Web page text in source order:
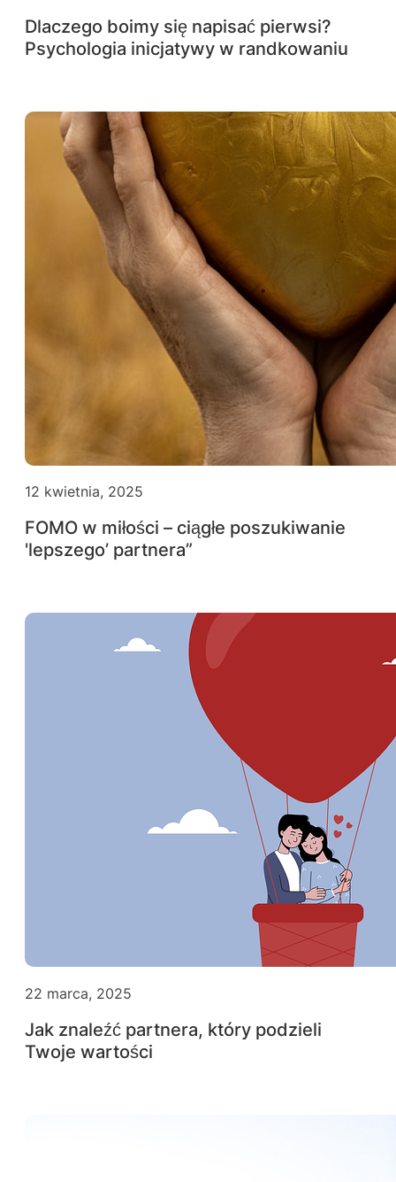
Dlaczego boimy się napisać pierwsi?
Psychologia inicjatywy w randkowaniu
12 kwietnia, 2025
FOMO w miłości – ciągłe poszukiwanie
'lepszego’ partnera”
22 marca, 2025
Jak znaleźć partnera, który podzieli
Twoje wartości